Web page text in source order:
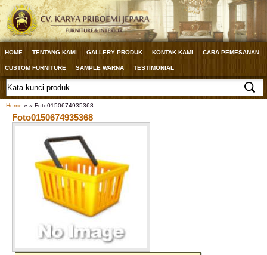
HOME TENTANG KAMI GALLERY PRODUK KONTAK KAMI CARA PEMESANAN
CUSTOM FURNITURE SAMPLE WARNA TESTIMONIAL
Home » » Foto0150674935368
Foto0150674935368